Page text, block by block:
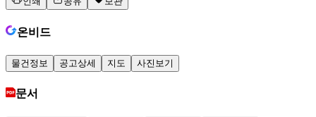
온비드
물건정보 공고상세 지도 사진보기
문서